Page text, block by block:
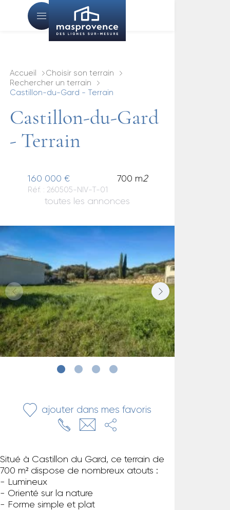
Accueil
Choisir son terrain
Rechercher un terrain
Castillon-du-Gard - Terrain
Castillon-du-Gard
- Terrain
160 000 € 700 m2
Réf. : 260505-NIV-T-01
toutes les annonces
ajouter dans mes favoris
Situé à Castillon du Gard, ce terrain de
700 m² dispose de nombreux atouts :
- Lumineux
- Orienté sur la nature
- Forme simple et plat